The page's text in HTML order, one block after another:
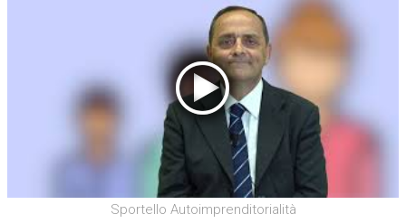
Sportello Autoimprenditorialità